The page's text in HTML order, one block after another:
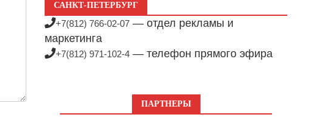
САНКТ-ПЕТЕРБУРГ
+7(812) 766-02-07 — отдел рекламы и
маркетинга
+7(812) 971-102-4 — телефон прямого эфира
ПАРТНЕРЫ